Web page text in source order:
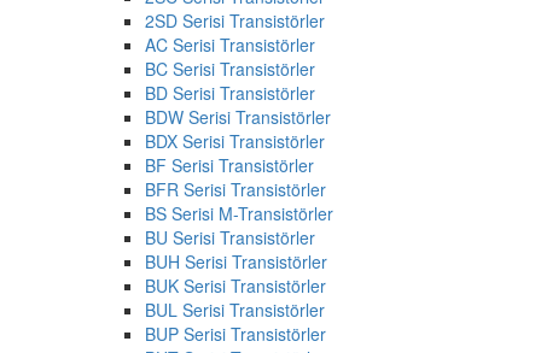
2SD Serisi Transistörler
AC Serisi Transistörler
BC Serisi Transistörler
BD Serisi Transistörler
BDW Serisi Transistörler
BDX Serisi Transistörler
BF Serisi Transistörler
BFR Serisi Transistörler
BS Serisi M-Transistörler
BU Serisi Transistörler
BUH Serisi Transistörler
BUK Serisi Transistörler
BUL Serisi Transistörler
BUP Serisi Transistörler